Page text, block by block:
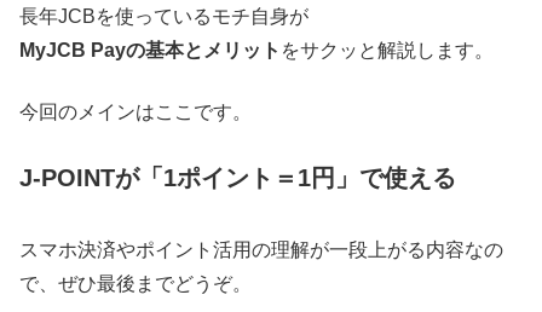
長年JCBを使っているモチ自身が
MyJCB Payの基本とメリット をサクッと解説します。
今回のメインはここです。
J-POINTが「1ポイント＝1円」で使える
スマホ決済やポイント活用の理解が一段上がる内容なの
で、ぜひ最後までどうぞ。